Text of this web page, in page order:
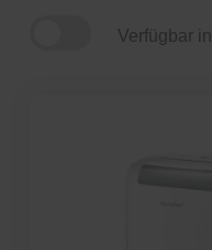
Verfügbar in